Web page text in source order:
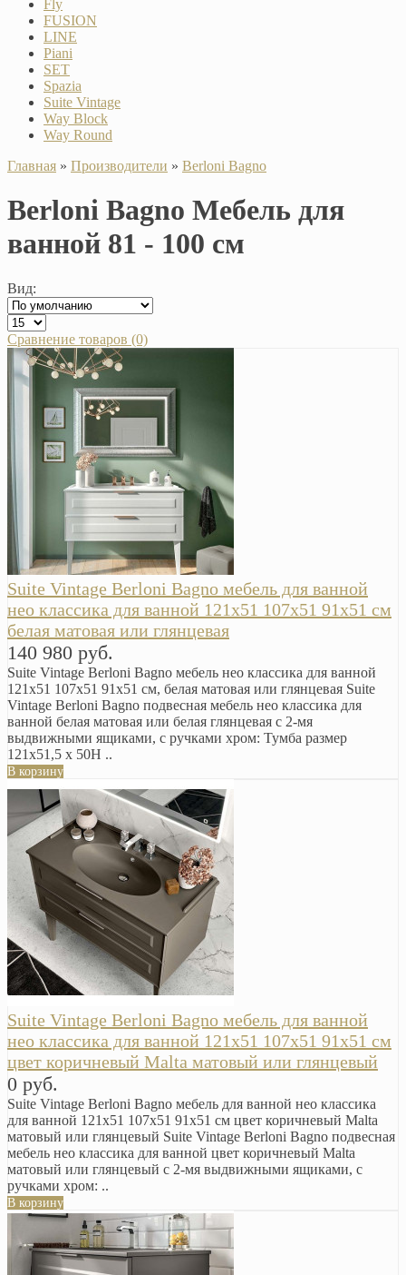
Fly
FUSION
LINE
Piani
SET
Spazia
Suite Vintage
Way Block
Way Round
Главная » Производители » Berloni Bagno
Berloni Bagno Мебель для
ванной 81 - 100 см
Вид:
Сравнение товаров (0)
Suite Vintage Berloni Bagno мебель для ванной
нео классика для ванной 121х51 107х51 91х51 см
белая матовая или глянцевая
140 980 руб.
Suite Vintage Berloni Bagno мебель нео классика для ванной
121х51 107х51 91х51 см, белая матовая или глянцевая Suite
Vintage Berloni Bagno подвесная мебель нео классика для
ванной белая матовая или белая глянцевая с 2-мя
выдвижными ящиками, с ручками хром: Тумба размер
121x51,5 x 50H ..
В корзину
Suite Vintage Berloni Bagno мебель для ванной
нео классика для ванной 121х51 107х51 91х51 см
цвет коричневый Malta матовый или глянцевый
0 руб.
Suite Vintage Berloni Bagno мебель для ванной нео классика
для ванной 121х51 107х51 91х51 см цвет коричневый Malta
матовый или глянцевый Suite Vintage Berloni Bagno подвесная
мебель нео классика для ванной цвет коричневый Malta
матовый или глянцевый с 2-мя выдвижными ящиками, с
ручками хром: ..
В корзину